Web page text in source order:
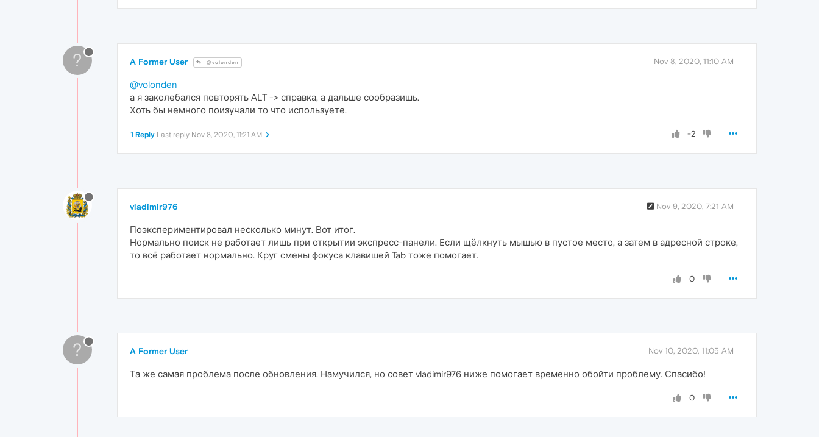
? A Former User @volonden Nov 8, 2020, 11:10 AM
@volonden
а я заколебался повторять ALT -> справка, а дальше сообразишь.
Хоть бы немного поизучали то что используете.
-2
1 Reply Last reply Nov 8, 2020, 11:21 AM
vladimir976 Nov 9, 2020, 7:21 AM
Поэкспериментировал несколько минут. Вот итог.
Нормально поиск не работает лишь при открытии экспресс-панели. Если щёлкнуть мышью в пустое место, а затем в адресной строке,
то всё работает нормально. Круг смены фокуса клавишей Tab тоже помогает.
0
? A Former User Nov 10, 2020, 11:05 AM
Та же самая проблема после обновления. Намучился, но совет vladimir976 ниже помогает временно обойти проблему. Спасибо!
0